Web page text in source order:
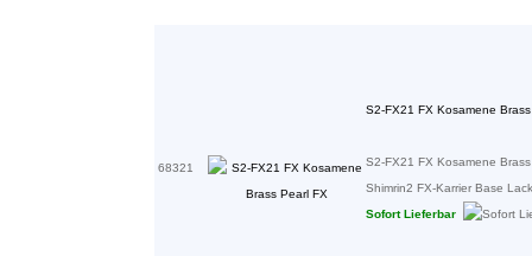
68321
S2-FX21 FX Kosamene
S2-FX21 FX Kosamene
Shimrin2 FX-Karrier Base
Sofort Lieferbar